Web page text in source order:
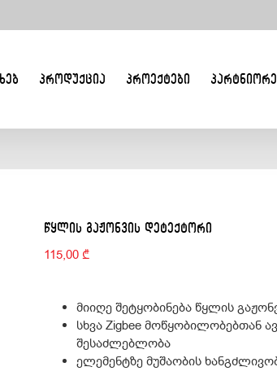
ᲞᲠᲝᲓᲣᲥᲪᲘᲐ ᲞᲠᲝᲔᲥᲢᲔᲑᲘ
ᲬᲧᲚᲘᲡ ᲒᲐᲟᲝᲜᲕᲘᲡ ᲓᲔᲢᲔᲥᲢᲝᲠᲘ
115,00 ₾
მიიღე შეტყობინება წყლის
სხვა Zigbee მოწყობილობებთან
შესაძლებლობა
ელემენტზე მუშაობის